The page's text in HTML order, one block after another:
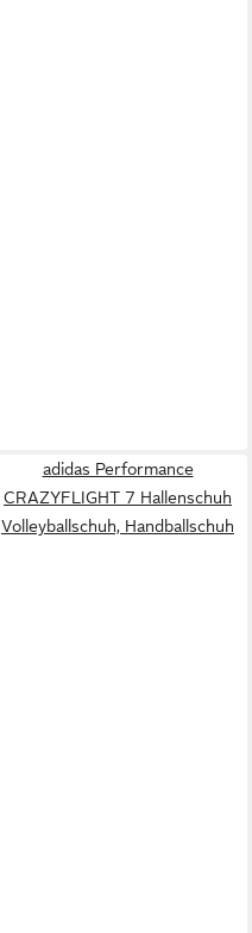
adidas Performance
CRAZYFLIGHT 7 Hallenschuh
Volleyballschuh, Handballschuh